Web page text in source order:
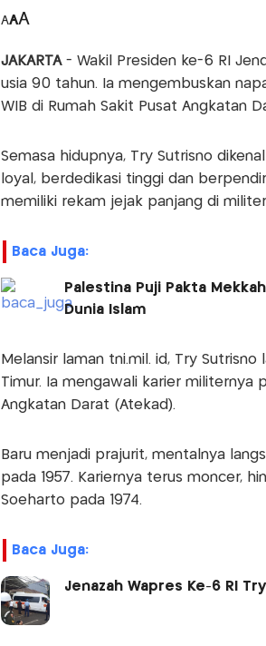
AAA
JAKARTA- Wakil Presiden ke-6 RI
usia 90 tahun. Ia mengembuskan
WIB di Rumah Sakit Pusat Angkatan
Semasa hidupnya, Try Sutrisno
loyal, berdedikasi tinggi dan
memiliki rekam jejak panjang di
Baca Juga:
Palestina Puji Pakta
Dunia Islam
Melansir laman tni.mil. id, Try
Timur. Ia mengawali karier militernya
Angkatan Darat (Atekad).
Baru menjadi prajurit, mentalnya
pada 1957. Kariernya terus moncer,
Soeharto pada 1974.
Baca Juga:
Jenazah Wapres Ke-6 RI